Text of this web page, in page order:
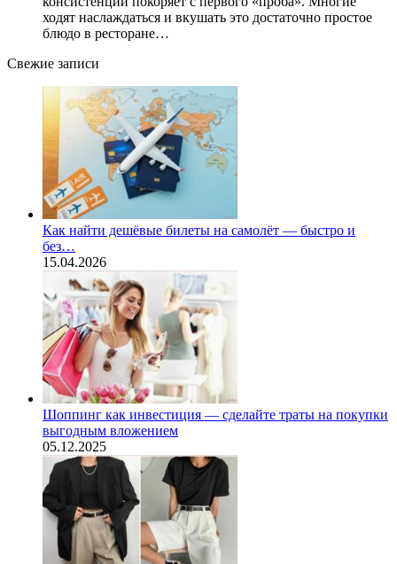
ходят наслаждаться и вкушать это достаточно простое
блюдо в ресторане…
Свежие записи
Как найти дешёвые билеты на самолёт — быстро и
без…
15.04.2026
Шоппинг как инвестиция — сделайте траты на покупки
выгодным вложением
05.12.2025